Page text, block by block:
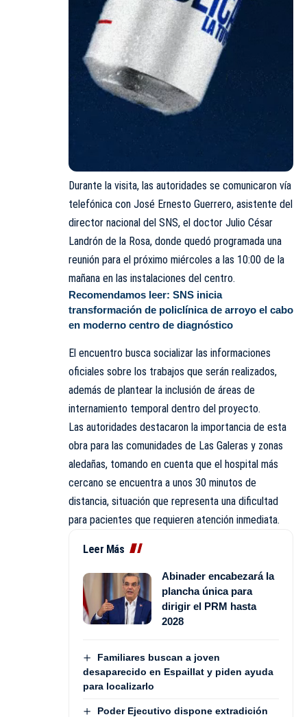
Durante la visita, las autoridades se comunicaron vía
telefónica con José Ernesto Guerrero, asistente del
director nacional del SNS, el doctor Julio César
Landrón de la Rosa, donde quedó programada una
reunión para el próximo miércoles a las 10:00 de la
mañana en las instalaciones del centro.
Recomendamos leer: SNS inicia
transformación de policlínica de arroyo el cabo
en moderno centro de diagnóstico
El encuentro busca socializar las informaciones
oficiales sobre los trabajos que serán realizados,
además de plantear la inclusión de áreas de
internamiento temporal dentro del proyecto.
Las autoridades destacaron la importancia de esta
obra para las comunidades de Las Galeras y zonas
aledañas, tomando en cuenta que el hospital más
cercano se encuentra a unos 30 minutos de
distancia, situación que representa una dificultad
para pacientes que requieren atención inmediata.
Leer Más
Abinader encabezará la
plancha única para
dirigir el PRM hasta
2028
Familiares buscan a joven
desaparecido en Espaillat y piden ayuda
para localizarlo
Poder Ejecutivo dispone extradición